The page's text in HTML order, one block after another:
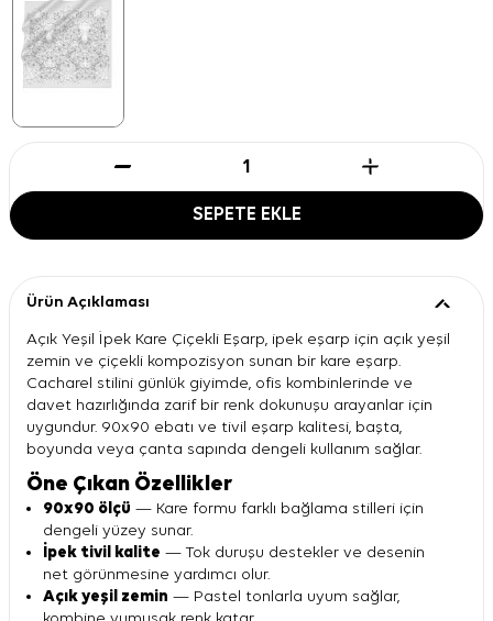
SEPETE EKLE
Ürün Açıklaması
Açık Yeşil İpek Kare Çiçekli Eşarp, ipek eşarp için açık yeşil
zemin ve çiçekli kompozisyon sunan bir kare eşarp.
Cacharel stilini günlük giyimde, ofis kombinlerinde ve
davet hazırlığında zarif bir renk dokunuşu arayanlar için
uygundur. 90x90 ebatı ve tivil eşarp kalitesi, başta,
boyunda veya çanta sapında dengeli kullanım sağlar.
Öne Çıkan Özellikler
90x90 ölçü — Kare formu farklı bağlama stilleri için
dengeli yüzey sunar.
İpek tivil kalite — Tok duruşu destekler ve desenin
net görünmesine yardımcı olur.
Açık yeşil zemin — Pastel tonlarla uyum sağlar,